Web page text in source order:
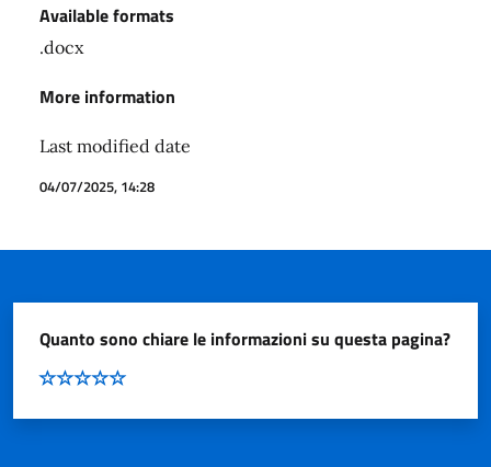
Available formats
.docx
More information
Last modified date
04/07/2025, 14:28
Quanto sono chiare le informazioni su questa pagina?